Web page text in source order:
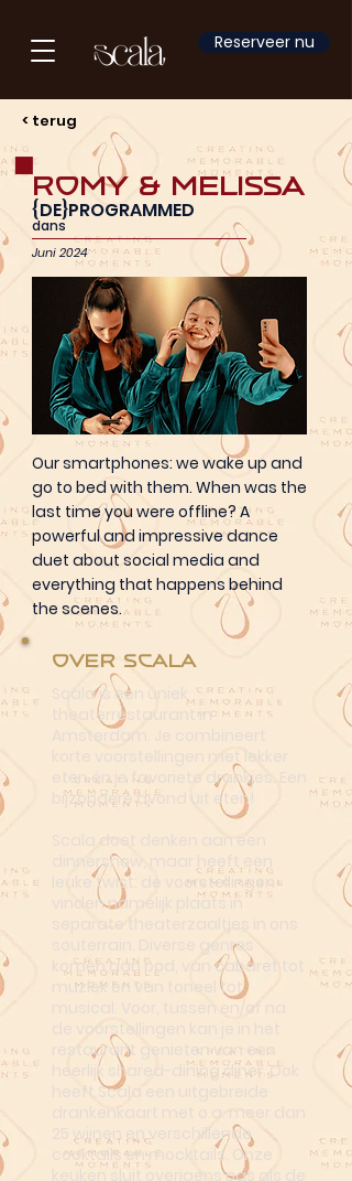
Reserveer nu
< terug
Romy & Melissa
{DE}PROGRAMMED
dans
Juni 2024
Our smartphones: we wake up and
go to bed with them. When was the
last time you were offline? A
powerful and impressive dance
duet about social media and
everything that happens behind
the scenes.
Over Scala
Scala is een uniek
theaterrestaurant in
Amsterdam. Je combineert
korte voorstellingen met lekker
eten én je favoriete drankjes. Een
bijzondere avond uit eten!
Scala doet denken aan een
dinnershow, maar heeft een
leuke twist: de voorstellingen
vinden namelijk plaats in
separate theaterzaaltjes in ons
souterrain. Diverse genres
komen aan bod, van cabaret tot
muziek en van toneel tot
musical. Voor, tussen en/of na
de voorstellingen kan je in het
restaurant genieten van een
heerlijk shared-dining diner. Ook
heeft Scala een uitgebreide
drankenkaart met o.a. meer dan
25 wijnen en verschillende
cocktails en mocktails. Onze
keuken sluit overigens pas als de